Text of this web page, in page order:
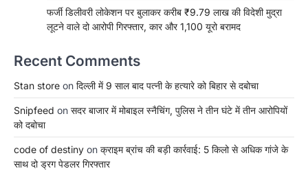
फर्जी डिलीवरी लोकेशन पर बुलाकर करीब ₹9.79 लाख की विदेशी मुद्रा
लूटने वाले दो आरोपी गिरफ्तार, कार और 1,100 यूरो बरामद
Recent Comments
Stan store on दिल्ली में 9 साल बाद पत्नी के हत्यारे को बिहार से दबोचा
Snipfeed on सदर बाजार में मोबाइल स्नैचिंग, पुलिस ने तीन घंटे में तीन आरोपियों
को दबोचा
code of destiny on क्राइम ब्रांच की बड़ी कार्रवाई: 5 किलो से अधिक गांजे के
साथ दो ड्रग पेडलर गिरफ्तार